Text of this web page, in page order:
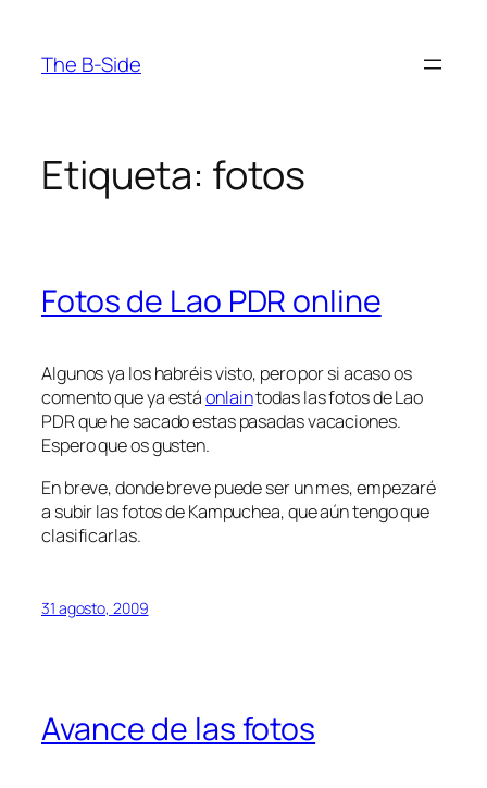
contenido
The B-Side
Etiqueta: fotos
Fotos de Lao PDR online
Algunos ya los habréis visto, pero por si acaso os
comento que ya estáonlaintodas las fotos de Lao
PDR que he sacado estas pasadas vacaciones.
Espero que os gusten.
En breve, donde breve puede ser un mes, empezaré
a subir las fotos de Kampuchea, que aún tengo que
clasificarlas.
31 agosto, 2009
Avance de las fotos